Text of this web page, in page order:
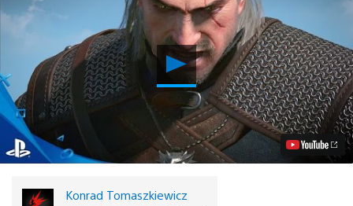
Reproduzir
The
Witcher
3:
Wild
Hunt
Complete
Edition
Konrad Tomaszkiewicz